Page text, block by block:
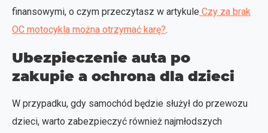
finansowymi, o czym przeczytasz w artykule Czy za brak
OC motocykla można otrzymać karę?.
Ubezpieczenie auta po
zakupie a ochrona dla dzieci
W przypadku, gdy samochód będzie służył do przewozu
dzieci, warto zabezpieczyć również najmłodszych